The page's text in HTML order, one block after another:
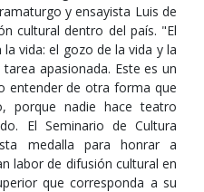
y ensayista Luis de
cultural dentro del país. "El
vida: el gozo de la vida y la
apasionada. Este es un
entender de otra forma que
porque nadie hace teatro
El Seminario de Cultura
medalla para honrar a
labor de difusión cultural en
que corresponda a su